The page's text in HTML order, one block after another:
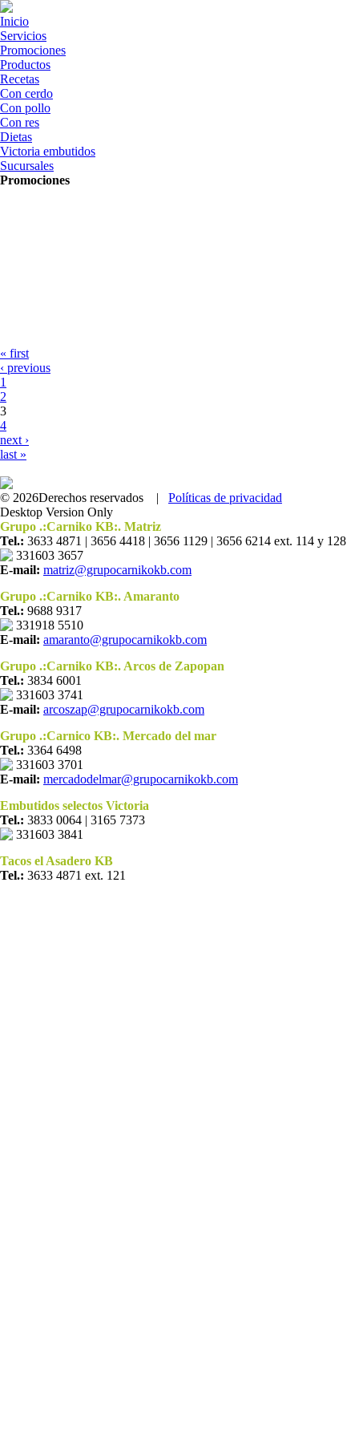
Skip to navigation
Skip to main content
Inicio
Servicios
Promociones
Productos
Recetas
Con cerdo
Con pollo
Con res
Dietas
Victoria embutidos
Sucursales
Promociones
Pages
« first
‹ previous
1
2
3
4
next ›
last »
© 2026Derechos reservados | Políticas de privacidad
Desktop Version Only
Grupo .:Carniko KB:. Matriz
Tel.: 3633 4871 | 3656 4418 | 3656 1129 | 3656 6214 ext. 114 y 128
331603 3657
E-mail: matriz@grupocarnikokb.com
Grupo .:Carniko KB:. Amaranto
Tel.: 9688 9317
331918 5510
E-mail: amaranto@grupocarnikokb.com
Grupo .:Carniko KB:. Arcos de Zapopan
Tel.: 3834 6001
331603 3741
E-mail: arcoszap@grupocarnikokb.com
Grupo .:Carnico KB:. Mercado del mar
Tel.: 3364 6498
331603 3701
E-mail: mercadodelmar@grupocarnikokb.com
Embutidos selectos Victoria
Tel.: 3833 0064 | 3165 7373
331603 3841
Tacos el Asadero KB
Tel.: 3633 4871 ext. 121